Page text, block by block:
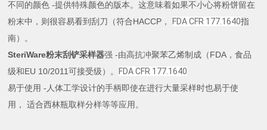
不同的颜色 -提供特殊颜色的版本。这意味着如果不小心将粉饼留在
粉末中，则很容易看到刮刀（符合HACCP， FDA CFR 177.1640指
南）。
SteriWare粉末刮铲采样器强 -由高抗冲聚苯乙烯制成（FDA，食品
级和EU 10/2011可接受级）。 FDA CFR 177.1640
易于使用 -人体工学设计的手柄即使在进行大量采样时也易于使
用， 适合西林瓶取样分样等等应用。